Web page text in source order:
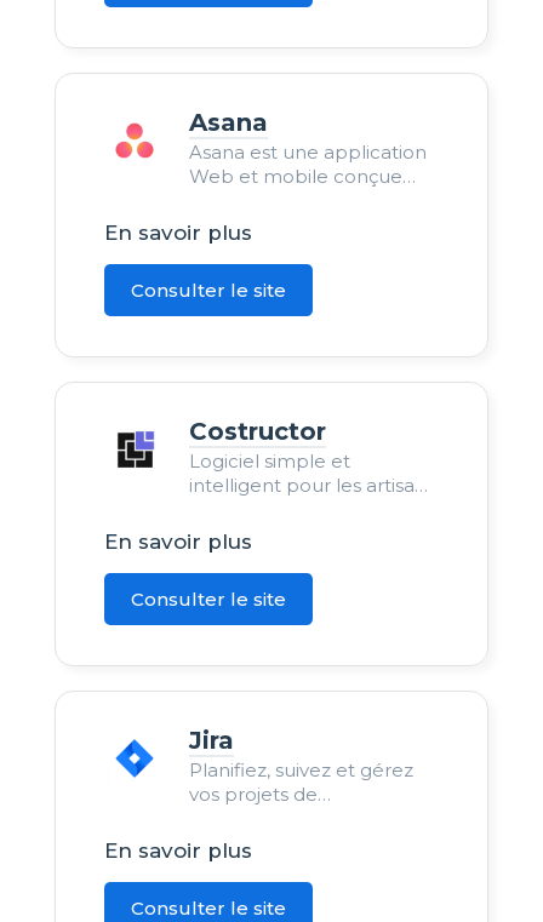
Asana
Asana est une application
Web et mobile conçue
suivre leur travail.
En savoir plus
Consulter le site
Costructor
Logiciel simple et
intelligent pour les artisans,
En savoir plus
Consulter le site
Jira
Planifiez, suivez et gérez
vos projets de
dans Jira. Personnalisez vos
workflows, collaborez et
livrez d’excellents logic
En savoir plus
Consulter le site